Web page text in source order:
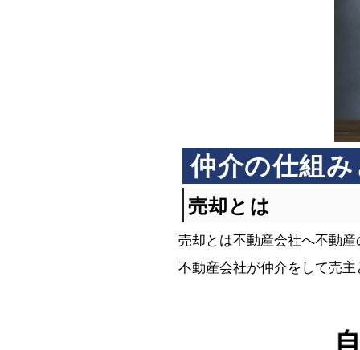
仲介の仕組
売却とは
売却とは不動産会社へ不動
不動産会社が仲介をして売